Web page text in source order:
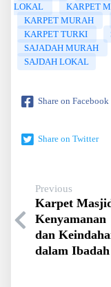
LOKAL
KARPET
KARPET MURAH
KARPET TURKI
SAJADAH MURAH
SAJDAH LOKAL
Share on Facebook
Share on Twitter
Previous
Karpet
Kenyamanan
dan
dalam Ibadah